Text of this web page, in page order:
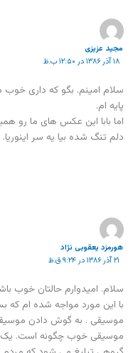
مجید عزیزی
۱۸ آذر ۱۳۸۶ در ۱۲:۵۰ ب.ظ
سلام امینم. بگو که داری
پایه ام.
اما بابا این عکس های ما رو
دلم تنگ شده بیا یه سر اینوریا.
هورمزد یعقوبی نژاد
۲۱ آذر ۱۳۸۶ در ۹:۲۴ ق.ظ
سلام. امیدوارم حالتان خوب
با این مورد مواجه شده ام که
موسیقی . به گوش دادن
موسیقی خوب چگونه است. یک